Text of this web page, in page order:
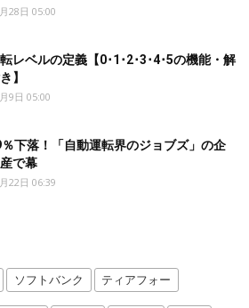
28日 05:00
レベルの定義【0･1･2･3･4･5の機能・解
】
9日 05:00
下落！「自動運転界のジョブズ」の企
で幕
22日 06:39
ソフトバンク ティアフォー